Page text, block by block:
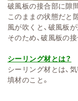
破風板の接合部に隙
このままの状態だと
風が吹くと、破風板
そのため、破風板の
シーリング材とは？
シーリング材とは、
填材のこと。